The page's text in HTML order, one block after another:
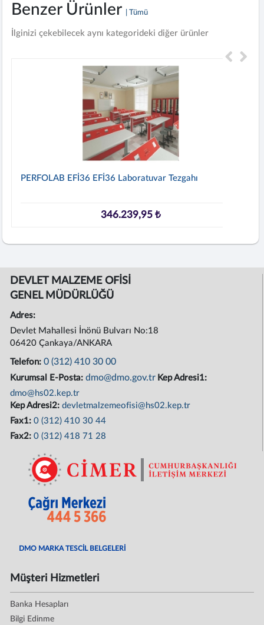
Benzer Ürünler | Tümü
İlginizi çekebilecek aynı kategorideki diğer ürünler
PERFOLAB EFİ36 EFİ36 Laboratuvar Tezgahı
346.239,95 ₺
DEVLET MALZEME OFİSİ
GENEL MÜDÜRLÜĞÜ
Adres:
Devlet Mahallesi İnönü Bulvarı No:18
06420 Çankaya/ANKARA
Telefon:0 (312) 410 30 00
Kurumsal E-Posta:dmo@dmo.gov.tr Kep Adresi1:
dmo@hs02.kep.tr
Kep Adresi2:devletmalzemeofisi@hs02.kep.tr
Fax1:0 (312) 410 30 44
Fax2:0 (312) 418 71 28
DMO MARKA TESCİL BELGELERİ
Müşteri Hizmetleri
Banka Hesapları
Bilgi Edinme